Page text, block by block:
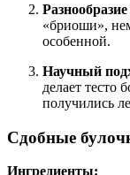
«бриоши»,
особенной.
Научный
делает тесто
получились
Сдобные
Ингредиенты: